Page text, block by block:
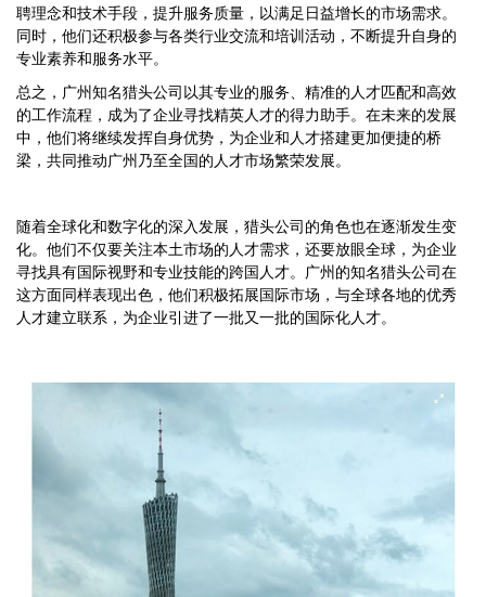
聘理念和技术手段，提升服务质量，以满足日益增长的市场需求。
同时，他们还积极参与各类行业交流和培训活动，不断提升自身的
专业素养和服务水平。
总之，广州知名猎头公司以其专业的服务、精准的人才匹配和高效
的工作流程，成为了企业寻找精英人才的得力助手。在未来的发展
中，他们将继续发挥自身优势，为企业和人才搭建更加便捷的桥
梁，共同推动广州乃至全国的人才市场繁荣发展。
随着全球化和数字化的深入发展，猎头公司的角色也在逐渐发生变
化。他们不仅要关注本土市场的人才需求，还要放眼全球，为企业
寻找具有国际视野和专业技能的跨国人才。广州的知名猎头公司在
这方面同样表现出色，他们积极拓展国际市场，与全球各地的优秀
人才建立联系，为企业引进了一批又一批的国际化人才。